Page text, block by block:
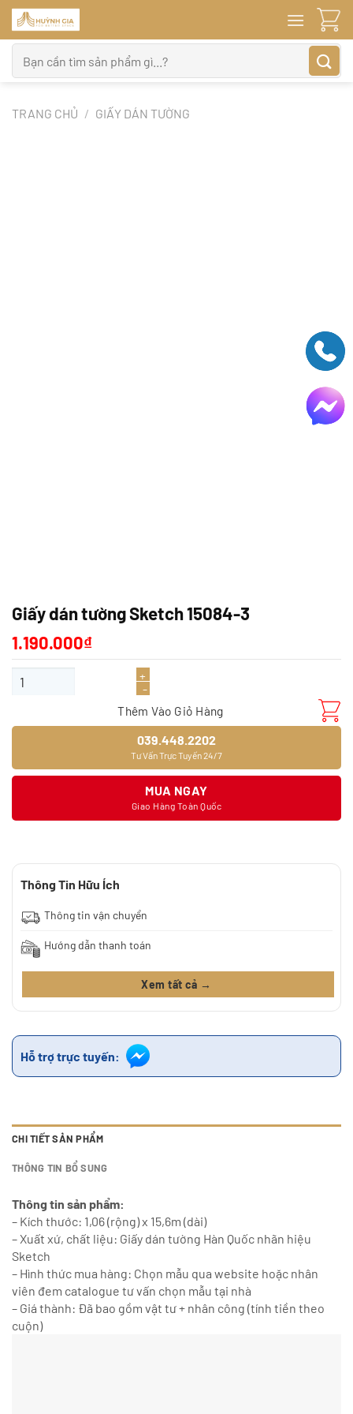
Bỏ
qua
nội
dung
kiếm:
TRANG CHỦ / GIẤY DÁN TƯỜNG
Giấy dán tường Sketch 15084-3
1.190.000₫
Giấy dán tường Sketch 15084-3 số lượng
Thêm Vào Giỏ Hàng
039.448.2202
Tư Vấn Trực Tuyến 24/7
MUA NGAY
Giao Hàng Toàn Quốc
Thông Tin Hữu Ích
Thông tin vận chuyển
Hướng dẫn thanh toán
Xem tất cả →
Hỗ trợ trực tuyến:
CHI TIẾT SẢN PHẨM
THÔNG TIN BỔ SUNG
Thông tin sản phẩm:
– Kích thước: 1,06 (rộng) x 15,6m (dài)
– Xuất xứ, chất liệu: Giấy dán tường Hàn Quốc nhãn hiệu
Sketch
– Hình thức mua hàng: Chọn mẫu qua website hoặc nhân
viên đem catalogue tư vấn chọn mẫu tại nhà
– Giá thành: Đã bao gồm vật tư + nhân công (tính tiền theo
cuộn)